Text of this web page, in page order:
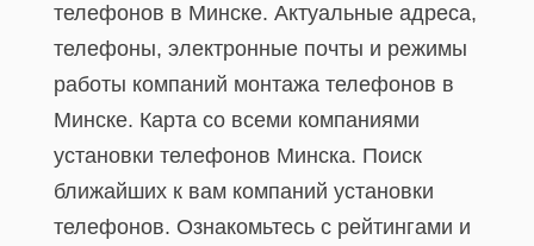
телефонов в Минске. Актуальные адреса,
телефоны, электронные почты и режимы
работы компаний монтажа телефонов в
Минске. Карта со всеми компаниями
установки телефонов Минска. Поиск
ближайших к вам компаний установки
телефонов. Ознакомьтесь с рейтингами и